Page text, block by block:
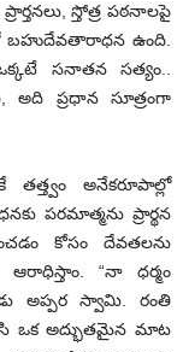
స్తోత్ర పఠనాలపై
బహుదేవతారాధన ఉంది.
సనాతన సత్యం..
అది ప్రధాన సూత్రంగా
అనేకరూపాల్లో
పరమాత్మను ప్రార్థన
కోసం దేవతలను
“నా ధర్మం
అప్పర స్వామి. రంతి
ఒక అద్భుతమైన మాట